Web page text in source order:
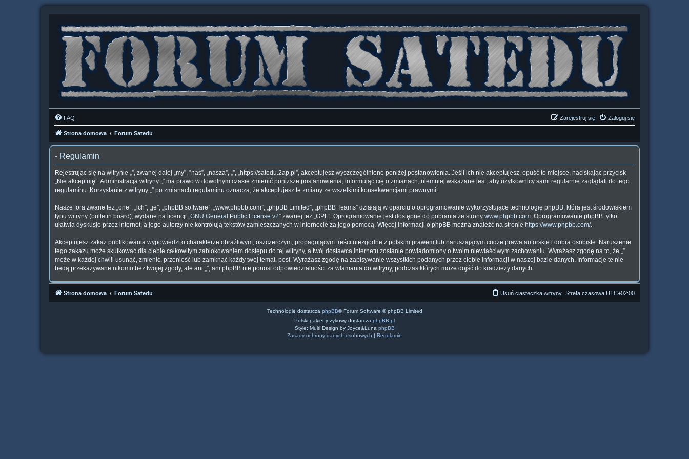
FAQ Zaloguj się
Zarejestruj się
Strona domowa Forum Satedu
- Regulamin
Rejestrując się na witrynie „”, zwanej dalej „my”, ”nas”, „nasza”, „”, „https://satedu.2ap.pl”, akceptujesz wyszczególnione poniżej postanowienia. Jeśli ich nie akceptujesz, opuść to miejsce, naciskając przycisk
„Nie akceptuję”. Administracja witryny „” ma prawo w dowolnym czasie zmienić poniższe postanowienia, informując cię o zmianach, niemniej wskazane jest, aby użytkownicy sami regularnie zaglądali do tego
regulaminu. Korzystanie z witryny „” po zmianach regulaminu oznacza, że akceptujesz te zmiany ze wszelkimi konsekwencjami prawnymi.
Nasze fora zwane też „one”, „ich”, „je”, „phpBB software”, „www.phpbb.com”, „phpBB Limited”, „phpBB Teams” działają w oparciu o oprogramowanie wykorzystujące technologię phpBB, która jest środowiskiem
typu witryny (bulletin board), wydane na licencji „GNU General Public License v2” zwanej też „GPL”. Oprogramowanie jest dostępne do pobrania ze strony www.phpbb.com. Oprogramowanie phpBB tylko
ułatwia dyskusje przez internet, a jego autorzy nie kontrolują tekstów zamieszczanych w internecie za jego pomocą. Więcej informacji o phpBB można znaleźć na stronie https://www.phpbb.com/.
Akceptujesz zakaz publikowania wypowiedzi o charakterze obraźliwym, oszczerczym, propagującym treści niezgodne z polskim prawem lub naruszającym cudze prawa autorskie i dobra osobiste. Naruszenie
tego zakazu może skutkować dla ciebie całkowitym zablokowaniem dostępu do tej witryny, a twój dostawca internetu zostanie powiadomiony o twoim niewłaściwym zachowaniu. Wyrażasz zgodę na to, że „”
może w każdej chwili usunąć, zmienić, przenieść lub zamknąć każdy twój temat, post. Wyrażasz zgodę na zapisywanie wszystkich podanych przez ciebie informacji w naszej bazie danych. Informacje te nie
będą przekazywane nikomu bez twojej zgody, ale ani „”, ani phpBB nie ponosi odpowiedzialności za włamania do witryny, podczas których może dojść do kradzieży danych.
Strona domowa Forum Satedu Strefa czasowa UTC+02:00
Usuń ciasteczka witryny
Technologię dostarcza phpBB® Forum Software © phpBB Limited
Polski pakiet językowy dostarcza phpBB.pl
Style: Multi Design by Joyce&Luna phpBB
Zasady ochrony danych osobowych | Regulamin